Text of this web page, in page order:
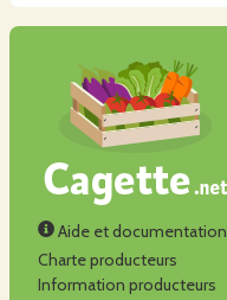
Aide et documentation
Charte producteurs
Information producteurs